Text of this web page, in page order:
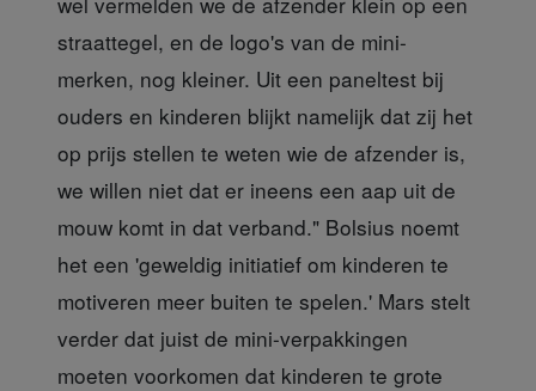
straattegel, en de logo's van de mini-
merken, nog kleiner. Uit een paneltest bij
ouders en kinderen blijkt namelijk dat zij het
op prijs stellen te weten wie de afzender is,
we willen niet dat er ineens een aap uit de
mouw komt in dat verband." Bolsius noemt
het een 'geweldig initiatief om kinderen te
motiveren meer buiten te spelen.' Mars stelt
verder dat juist de mini-verpakkingen
moeten voorkomen dat kinderen te grote